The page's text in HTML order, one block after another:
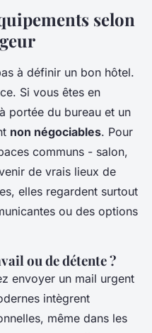
selon
à définir un bon hôtel.
Si vous êtes en
portée du bureau et un
non négociables. Pour
communs - salon,
de vrais lieux de
elles regardent surtout
ou des options
ou de détente ?
envoyer un mail urgent
intègrent
même dans les